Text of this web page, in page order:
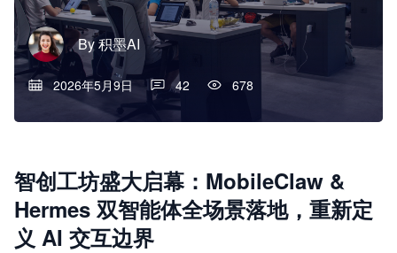
By积墨AI
2026年5月9日 42 678
智创工坊盛大启幕：MobileClaw &
Hermes 双智能体全场景落地，重新定
义 AI 交互边界